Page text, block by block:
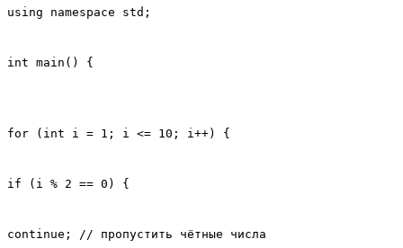
using namespace std;
int main() {
for (int i = 1; i <= 10; i++) {
if (i % 2 == 0) {
continue; // пропустить чётные числа